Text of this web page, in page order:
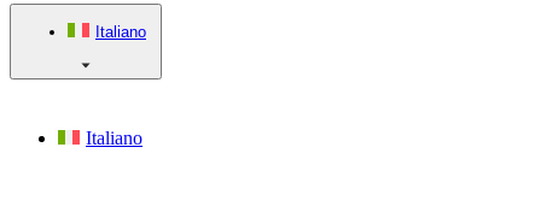
Italiano
Italiano